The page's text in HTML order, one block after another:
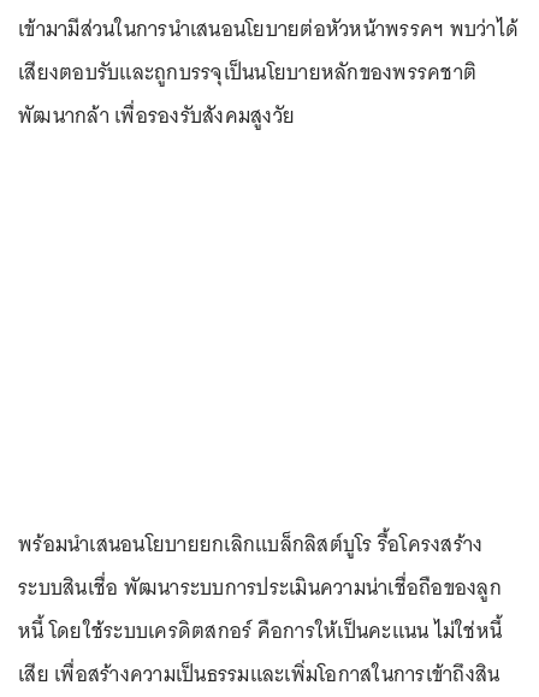
เข้ามามีส่วนในการนำเสนอนโยบายต่อหัวหน้าพรรคฯ พบว่าได้
เสียงตอบรับและถูกบรรจุเป็นนโยบายหลักของพรรคชาติ
พัฒนากล้า เพื่อรองรับสังคมสูงวัย
พร้อมนำเสนอนโยบายยกเลิกแบล็กลิสต์บูโร รื้อโครงสร้าง
ระบบสินเชื่อ พัฒนาระบบการประเมินความน่าเชื่อถือของลูก
หนี้ โดยใช้ระบบเครดิตสกอร์ คือการให้เป็นคะแนน ไม่ใช่หนี้
เสีย เพื่อสร้างความเป็นธรรมและเพิ่มโอกาสในการเข้าถึงสิน